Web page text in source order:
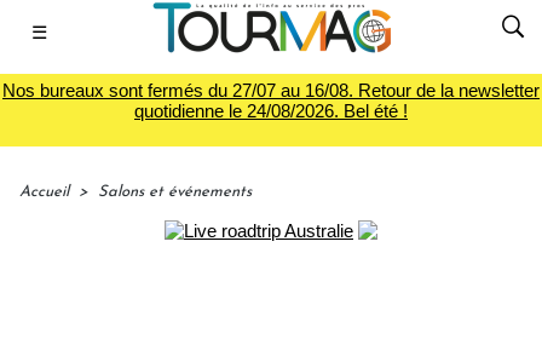
☰
Nos bureaux sont fermés du 27/07 au 16/08. Retour de la newsletter
quotidienne le 24/08/2026. Bel été !
Accueil > Salons et événements